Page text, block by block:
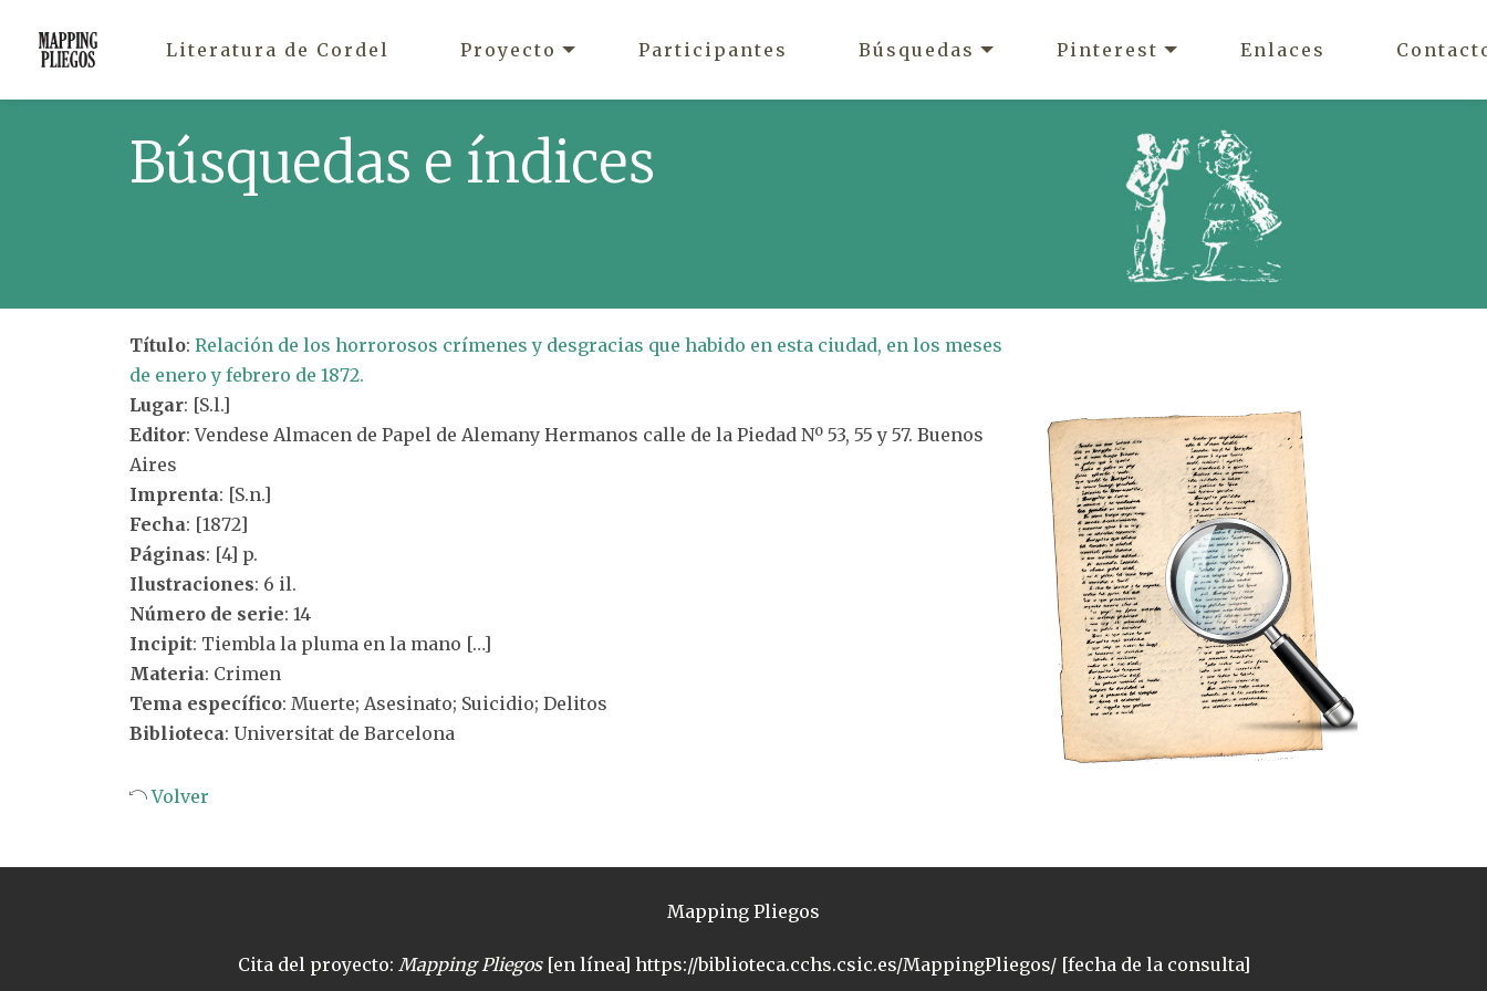
Literatura de Cordel Proyecto Participantes Búsquedas Pinterest Enlaces
Búsquedas e índices
Título: Relación de los horrorosos crímenes y desgracias que habido en esta ciudad, en los meses
de enero y febrero de 1872.
Lugar: [S.l.]
Editor: Vendese Almacen de Papel de Alemany Hermanos calle de la Piedad Nº 53, 55 y 57. Buenos
Aires
Imprenta: [S.n.]
Fecha: [1872]
Páginas: [4] p.
Ilustraciones: 6 il.
Número de serie: 14
Incipit: Tiembla la pluma en la mano […]
Materia: Crimen
Tema específico: Muerte; Asesinato; Suicidio; Delitos
Biblioteca: Universitat de Barcelona
Volver
Mapping Pliegos
Cita del proyecto: Mapping Pliegos[en línea] https://biblioteca.cchs.csic.es/MappingPliegos/ [fecha de la consulta]